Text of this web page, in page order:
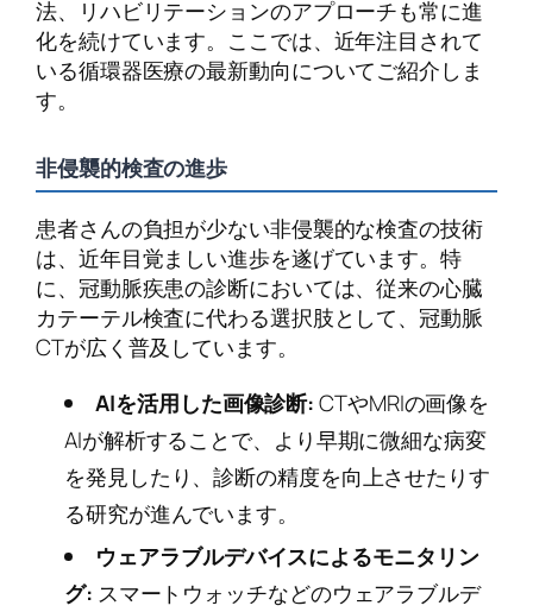
法、リハビリテーションのアプローチも常に進
化を続けています。ここでは、近年注目されて
いる循環器医療の最新動向についてご紹介しま
す。
非侵襲的検査の進歩
患者さんの負担が少ない非侵襲的な検査の技術
は、近年目覚ましい進歩を遂げています。特
に、冠動脈疾患の診断においては、従来の心臓
カテーテル検査に代わる選択肢として、冠動脈
CTが広く普及しています。
AIを活用した画像診断:CTやMRIの画像を
AIが解析することで、より早期に微細な病変
を発見したり、診断の精度を向上させたりす
る研究が進んでいます。
ウェアラブルデバイスによるモニタリン
グ: スマートウォッチなどのウェアラブルデ